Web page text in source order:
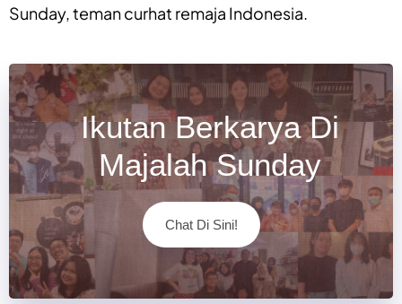
Sunday, teman curhat remaja Indonesia.
Ikutan Berkarya Di
Majalah Sunday
Chat Di Sini!